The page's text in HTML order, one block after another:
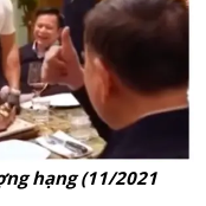
hạng (11/2021